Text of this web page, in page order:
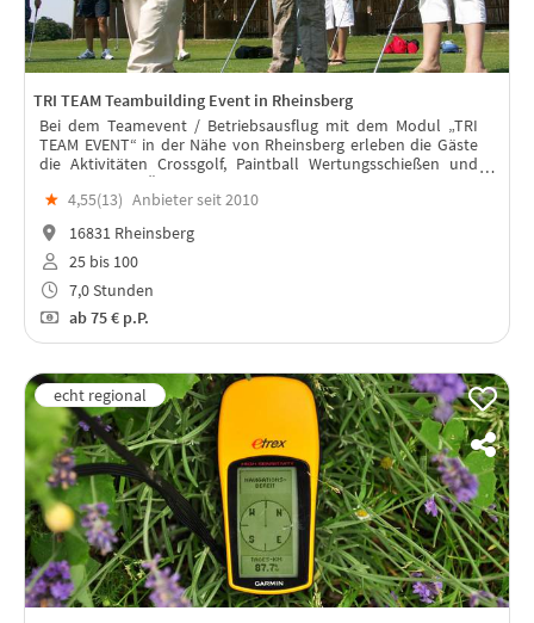
TRI TEAM Teambuilding Event in Rheinsberg
Bei dem Teamevent / Betriebsausflug mit dem Modul „TRI
TEAM EVENT“ in der Nähe von Rheinsberg erleben die Gäste
die Aktivitäten Crossgolf, Paintball Wertungsschießen und
eine Bootsbau-Übung mit anschließender Regatta.
★ 4,55(13) Anbieter seit 2010
16831 Rheinsberg
25 bis 100
7,0 Stunden
ab75 € p.P.